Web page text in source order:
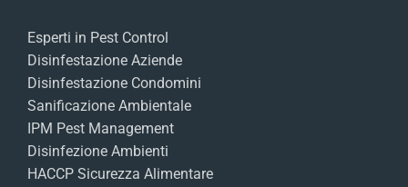
Esperti in Pest Control
Disinfestazione Aziende
Disinfestazione Condomini
Sanificazione Ambientale
IPM Pest Management
Disinfezione Ambienti
HACCP Sicurezza Alimentare